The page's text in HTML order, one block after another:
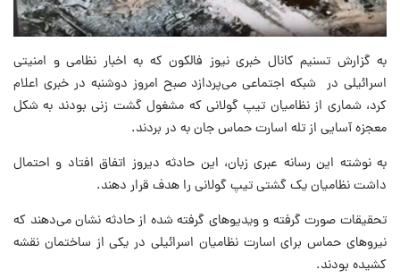
به گزارش تسنیم کانال خبری نیوز فالکون که به اخبار نظامی و امنیتی
اسرائیلی در شبکه اجتماعی می‌پردازد صبح امروز دوشنبه در خبری اعلام
کرد، شماری از نظامیان تیپ گولانی که مشغول گشت زنی بودند به شکل
معجزه آسایی از تله اسارت حماس جان به در بردند.
به نوشته این رسانه عبری زبان، این حادثه دیروز اتفاق افتاد و احتمال
داشت نظامیان یک گشتی تیپ گولانی را هدف قرار دهند.
تحقیقات صورت گرفته و ویدیوهای گرفته شده از حادثه نشان می‌دهند که
نیروهای حماس برای اسارت نظامیان اسرائیلی در یکی از ساختمان نقشه
کشیده بودند.